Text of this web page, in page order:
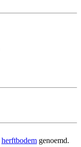
herftbodem genoemd.